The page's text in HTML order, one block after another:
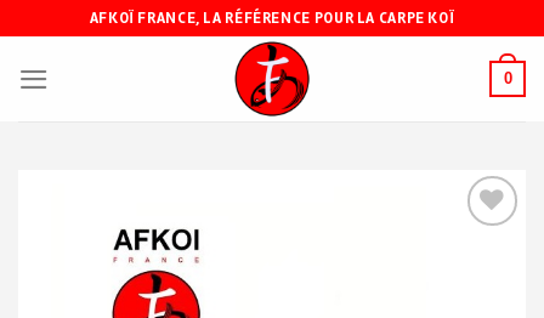
content
AFKOÏ FRANCE, LA RÉFÉRENCE POUR LA CARPE KOÏ
0